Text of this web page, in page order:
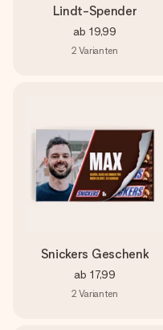
Lindt-Spender
ab 19,99
2 Varianten
Snickers Geschenk
ab 17,99
2 Varianten